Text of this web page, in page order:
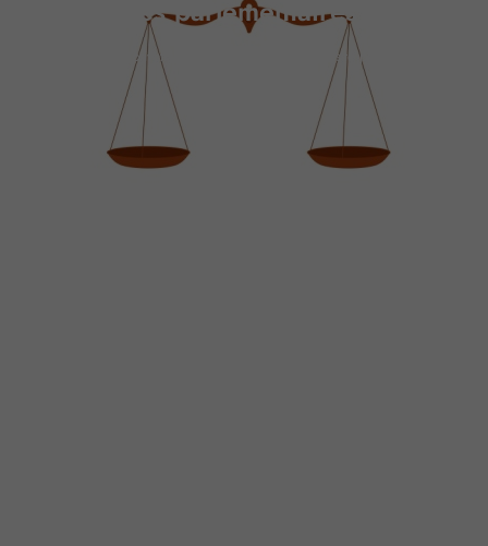
les parlementaires
Lieux de privation de liberté : un droit de visite pour les bâtonniers